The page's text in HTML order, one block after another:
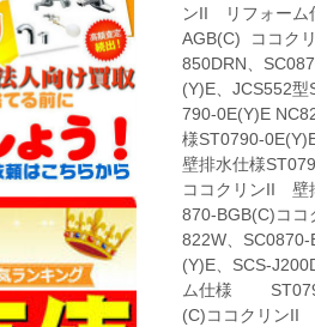
ンII リフォーム
AGB(C) ココク
850DRN、
(Y)E、JCS552
790-0E(Y)E
様ST0790-
壁排水仕様
ココクリンII 壁
870-BGB(C)コ
822W、
(Y)E、SCS-
ム仕様 ST0790-
(C)ココクリンII